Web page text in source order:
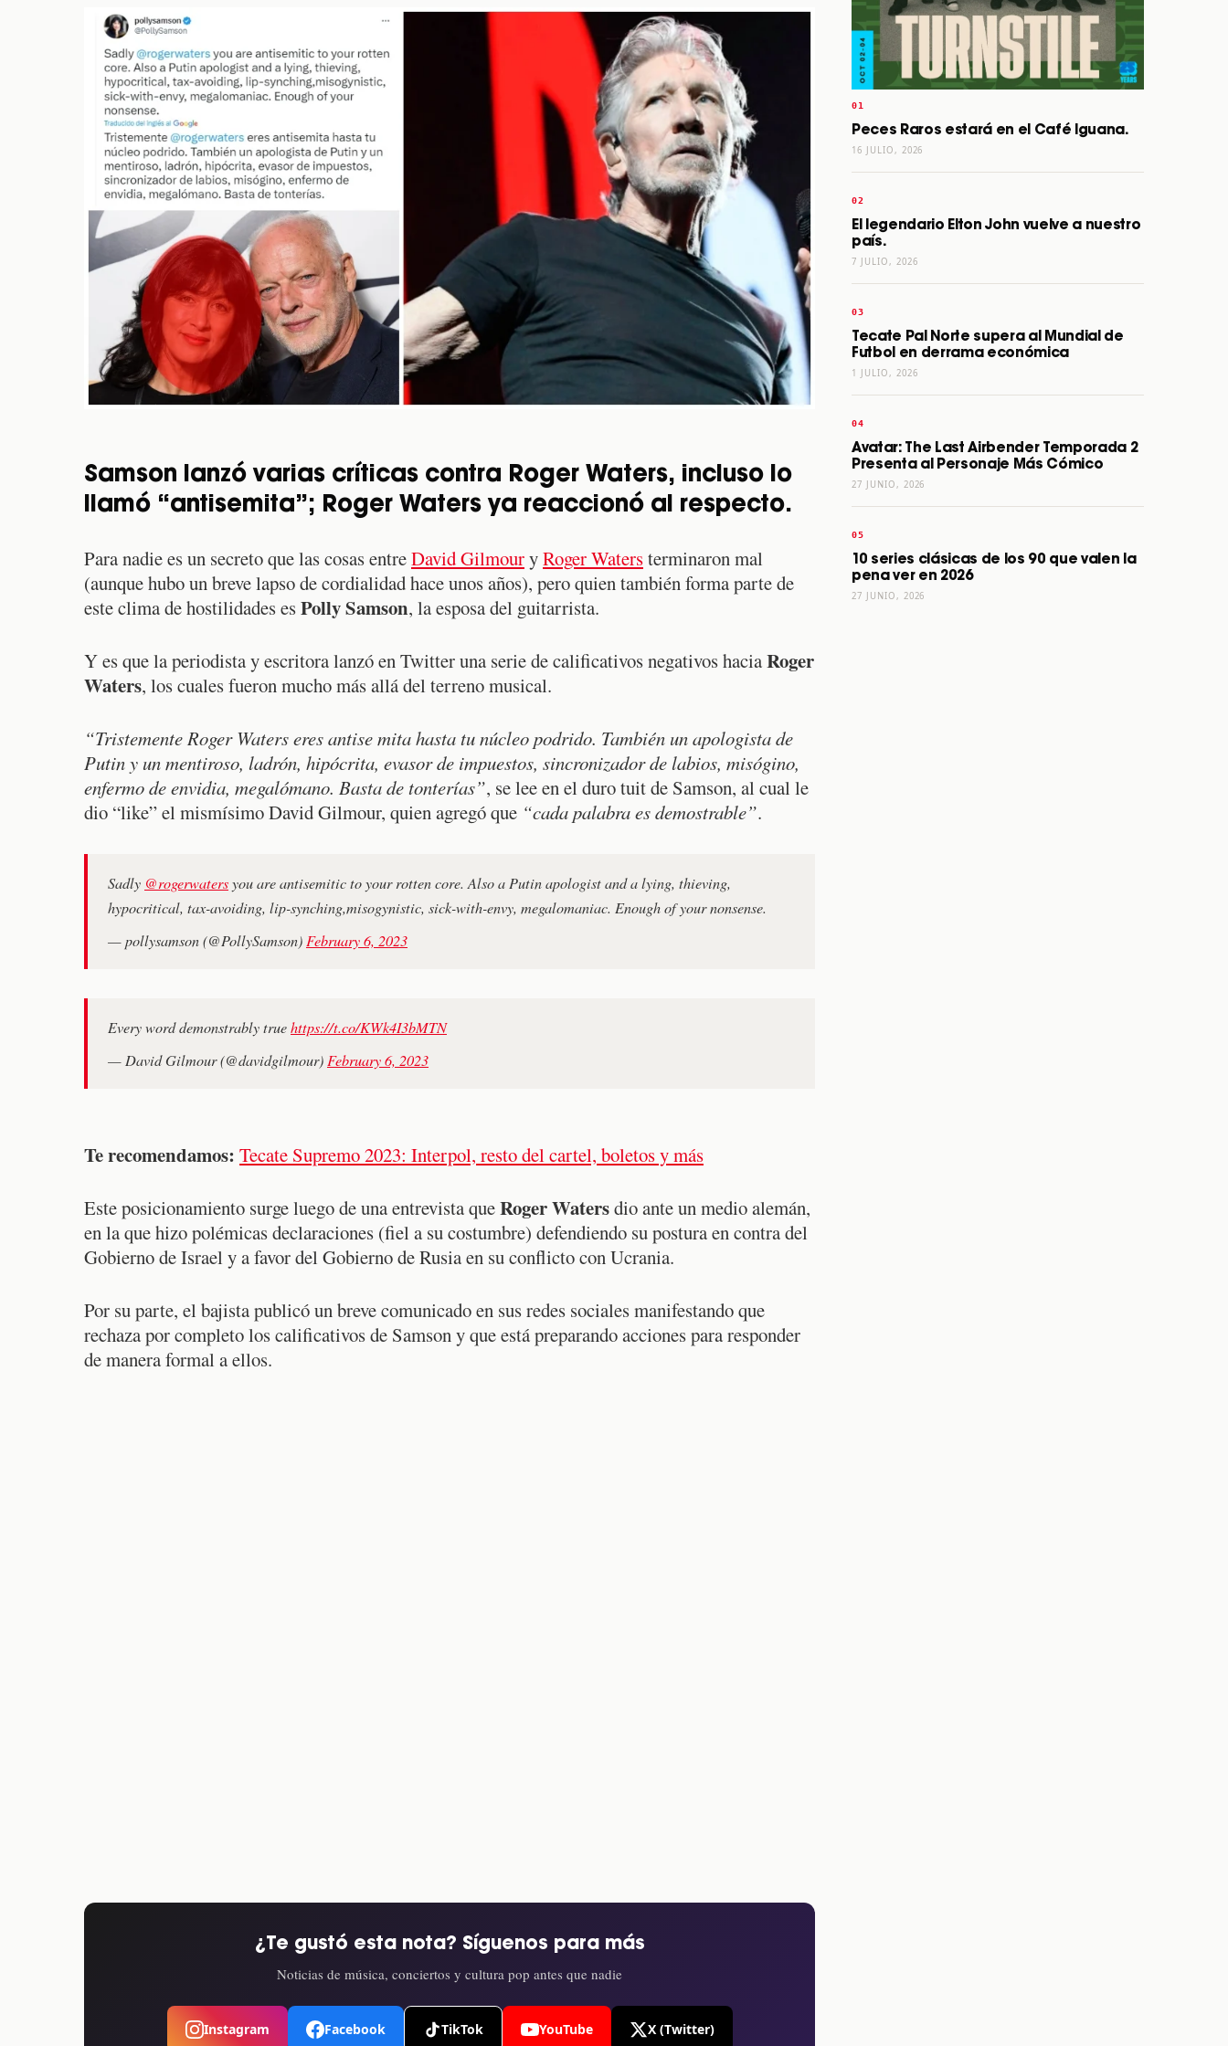
Samson lanzó varias críticas contra Roger Waters, incluso lo
llamó “antisemita”; Roger Waters ya reaccionó al respecto.
Para nadie es un secreto que las cosas entreDavid GilmouryRoger Watersterminaron mal
(aunque hubo un breve lapso de cordialidad hace unos años), pero quien también forma parte de
este clima de hostilidades esPolly Samson, la esposa del guitarrista.
Y es que la periodista y escritora lanzó en Twitter una serie de calificativos negativos haciaRoger
Waters, los cuales fueron mucho más allá del terreno musical.
“Tristemente Roger Waters eres antise mita hasta tu núcleo podrido. También un apologista de
Putin y un mentiroso, ladrón, hipócrita, evasor de impuestos, sincronizador de labios, misógino,
enfermo de envidia, megalómano. Basta de tonterías”, se lee en el duro tuit de Samson, al cual le
dio “like” el mismísimo David Gilmour, quien agregó que “cada palabra es demostrable”.
Sadly @rogerwatersyou are antisemitic to your rotten core. Also a Putin apologist and a lying, thieving,
hypocritical, tax-avoiding, lip-synching,misogynistic, sick-with-envy, megalomaniac. Enough of your nonsense.
— pollysamson (@PollySamson)February 6, 2023
Every word demonstrably truehttps://t.co/KWk4I3bMTN
— David Gilmour (@davidgilmour)February 6, 2023
Te recomendamos: Tecate Supremo 2023: Interpol, resto del cartel, boletos y más
Este posicionamiento surge luego de una entrevista queRoger Watersdio ante un medio alemán,
en la que hizo polémicas declaraciones (fiel a su costumbre) defendiendo su postura en contra del
Gobierno de Israel y a favor del Gobierno de Rusia en su conflicto con Ucrania.
Por su parte, el bajista publicó un breve comunicado en sus redes sociales manifestando que
rechaza por completo los calificativos de Samson y que está preparando acciones para responder
de manera formal a ellos.
¿Te gustó esta nota? Síguenos para más
Noticias de música, conciertos y cultura pop antes que nadie
Instagram Facebook TikTok YouTube X (Twitter)
Peces Raros estará en el Café Iguana.
16 JULIO, 2026
El legendario Elton John vuelve a nuestro
país.
7 JULIO, 2026
Tecate Pal Norte supera al Mundial de
Futbol en derrama económica
1 JULIO, 2026
Avatar: The Last Airbender Temporada 2
Presenta al Personaje Más Cómico
27 JUNIO, 2026
10 series clásicas de los 90 que valen la
pena ver en 2026
27 JUNIO, 2026